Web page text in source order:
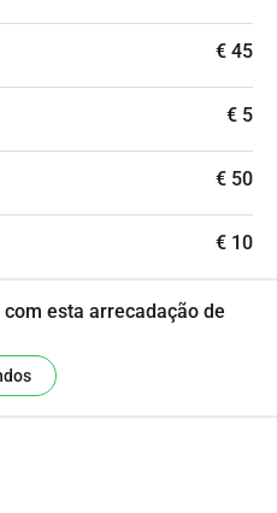
€ 45
€ 5
€ 50
€ 10
esta arrecadação de